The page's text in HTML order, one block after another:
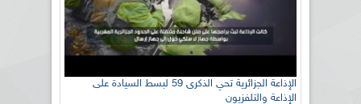
الإذاعة الجزائرية تحي الذكرى 59 لبسط السيادة على
الإذاعة والتلفزيون